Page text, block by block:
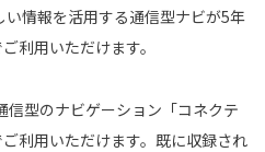
い情報を活用する通信型ナビが5年
利用いただけます。
型のナビゲーション「コネクテ
ご利用いただけます。既に収録され